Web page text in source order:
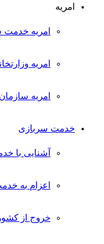
امریه
امریه خدمت
امریه وزارتخانه ها
امریه سازمان
خدمت سربازی
آشنایی با خدمت
اعزام به خدمت
خروج از کشور